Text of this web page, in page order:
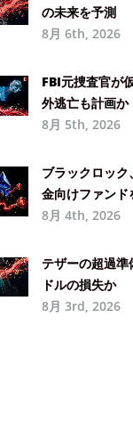
の未来を予測
8月 6th, 2026
FBI元捜査官が
外逃亡も計画か
8月 5th, 2026
ブラックロッ
金向けファンド
8月 4th, 2026
テザーの超過
ドルの損失か
8月 3rd, 2026